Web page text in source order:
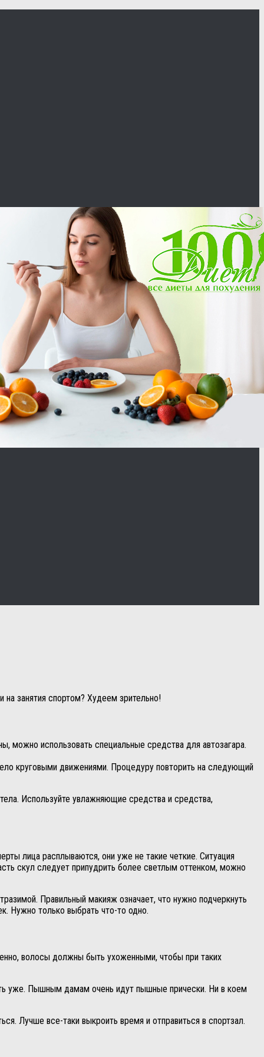
занятия спортом? Худеем зрительно!
можно использовать специальные средства для автозагара.
круговыми движениями. Процедуру повторить на следующий
Используйте увлажняющие средства и средства,
лица расплываются, они уже не такие четкие. Ситуация
скул следует припудрить более светлым оттенком, можно
Правильный макияж означает, что нужно подчеркнуть
Нужно только выбрать что-то одно.
волосы должны быть ухоженными, чтобы при таких
уже. Пышным дамам очень идут пышные прически. Ни в коем
Лучше все-таки выкроить время и отправиться в спортзал.